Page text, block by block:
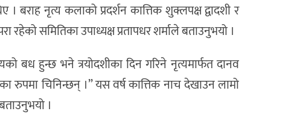
बराह नृत्य कलाको प्रदर्शन कात्तिक शुक्लपक्ष द्वादशी र
रहेको समितिका उपाध्यक्ष प्रतापधर शर्माले बताउनुभयो ।
बध हुन्छ भने त्रयोदशीका दिन गरिने नृत्यमार्फत दानव
रुपमा चिनिन्छन् ।” यस वर्ष कात्तिक नाच देखाउन लामो
।